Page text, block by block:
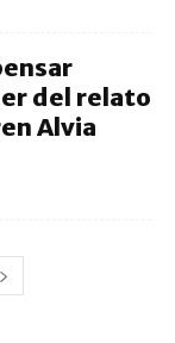
del relato
Alvia